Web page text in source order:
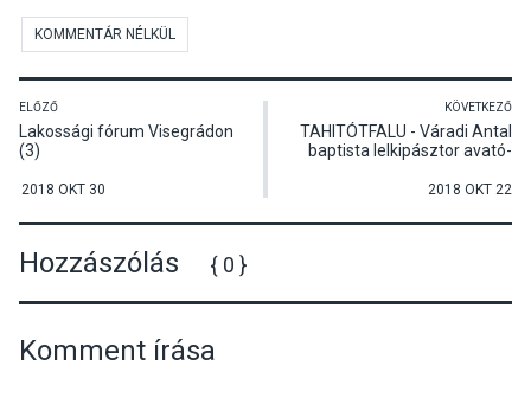
KOMMENTÁR NÉLKÜL
ELŐZŐ
Lakossági fórum Visegrádon
(3)
2018 OKT 30
KÖVETKEZŐ
TAHITÓTFALU - Váradi Antal
baptista lelkipásztor avató-
2018 OKT 22
Hozzászólás { 0 }
Komment írása